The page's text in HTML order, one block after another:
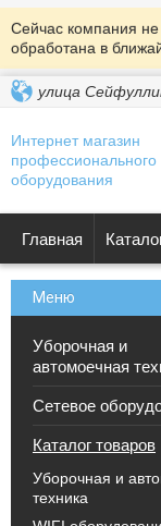
Сейчас компания
обработана в
улица
Интернет магазин
профессионального
оборудования
Главная
Уборочная и
автомоечная
Сетевое
Каталог товаров
Уборочная и
техника